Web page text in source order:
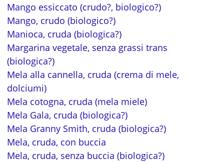
Mango essiccato (crudo?, biologico?)
Mango, crudo (biologico?)
Manioca, cruda (biologica?)
Margarina vegetale, senza grassi trans
(biologica?)
Mela alla cannella, cruda (crema di mele,
dolciumi)
Mela cotogna, cruda (mela miele)
Mela Gala, cruda (biologica?)
Mela Granny Smith, cruda (biologica?)
Mela, cruda, con buccia
Mela, cruda, senza buccia (biologica?)